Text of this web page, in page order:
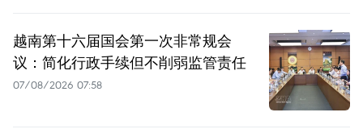
越南第十六届国会第一次非常规会
议：简化行政手续但不削弱监管责任
07/08/2026 07:58